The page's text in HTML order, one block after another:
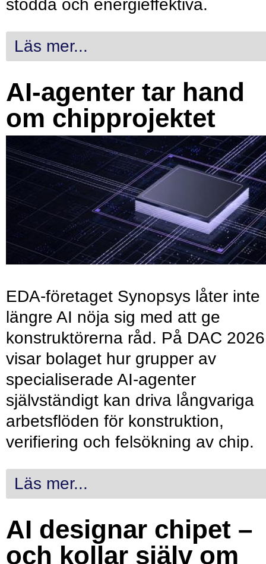
stödda och energieffektiva.
Läs mer...
AI-agenter tar hand
om chipprojektet
EDA-företaget Synopsys låter inte
längre AI nöja sig med att ge
konstruktörerna råd. På DAC 2026
visar bolaget hur grupper av
specialiserade AI-agenter
självständigt kan driva långvariga
arbetsflöden för konstruktion,
verifiering och felsökning av chip.
Läs mer...
AI designar chipet –
och kollar själv om